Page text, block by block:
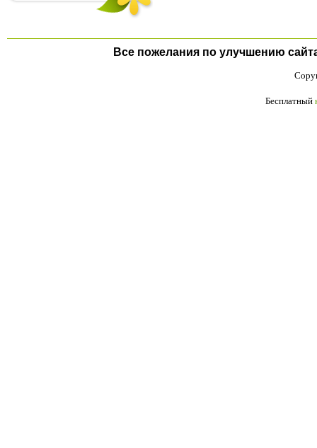
Все пожелания по улучшению
Бесплатный